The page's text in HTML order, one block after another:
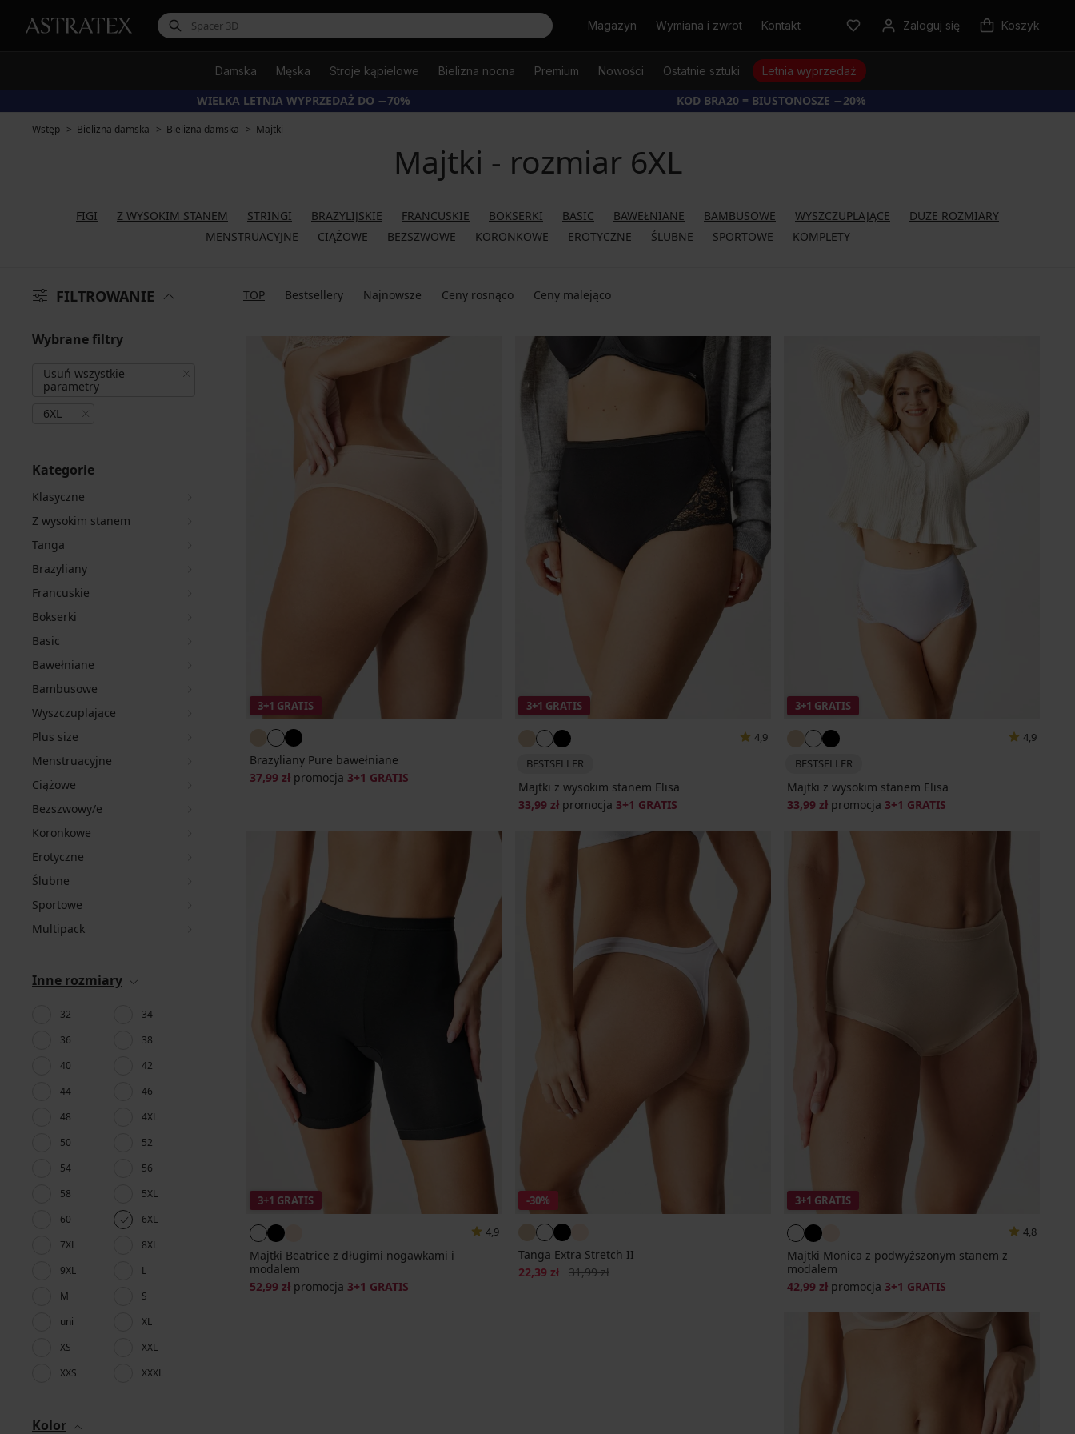
SzukajMagazyn Wymiana i zwrot Kontakt Zaloguj się Koszyk
Damska Męska Stroje kąpielowe Bielizna nocna Premium Nowości Ostatnie sztuki Letnia wyprzedaż
WIELKA LETNIA WYPRZEDAŻ DO −70% KOD BRA20 = BIUSTONOSZE −20%
Wstęp Bielizna damska Bielizna damska Majtki
Majtki - rozmiar 6XL
FIGI Z WYSOKIM STANEM STRINGI BRAZYLIJSKIE FRANCUSKIE BOKSERKI BASIC BAWEŁNIANE BAMBUSOWE WYSZCZUPLAJĄCE
DUŻE ROZMIARY
MENSTRUACYJNE
CIĄŻOWE BEZSZWOWE KORONKOWE EROTYCZNE ŚLUBNE SPORTOWE KOMPLETY
FILTROWANIE TOP Bestsellery Najnowsze Ceny rosnąco Ceny malejąco
Wybrane filtry
Usuń wszystkie
parametry
6XL
Kategorie
Klasyczne
Z wysokim stanem
Tanga
Brazyliany
Francuskie
Bokserki
Basic
Bawełniane
Bambusowe
Wyszczuplające
Plus size
Menstruacyjne
Ciążowe
Bezszwowy/e
Koronkowe
Erotyczne
Ślubne
Sportowe
Multipack
Inne rozmiary
32
34
36
38
40
42
44
46
48
4XL
50
52
54
56
58
5XL
60
6XL
7XL
8XL
9XL
L
M
S
uni
XL
XS
XXL
XXS
XXXL
Kolor
3+1 GRATIS
Brazyliany Pure bawełniane
37,99 zł promocja 3+1 GRATIS
3+1 GRATIS
4,9
BESTSELLER
Majtki z wysokim stanem Elisa
33,99 zł promocja 3+1 GRATIS
3+1 GRATIS
4,9
BESTSELLER
Majtki z wysokim stanem Elisa
33,99 zł promocja 3+1 GRATIS
3+1 GRATIS
4,9
Majtki Beatrice z długimi nogawkami i
modalem
52,99 zł promocja 3+1 GRATIS
-30%
Tanga Extra Stretch II
Zniżka
22,39 zł Pierwotna cena
31,99 zł
3+1 GRATIS
4,8
Majtki Monica z podwyższonym stanem z
modalem
42,99 zł promocja 3+1 GRATIS